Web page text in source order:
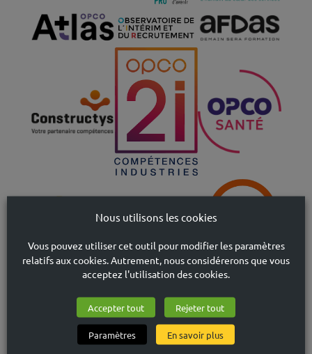
Nous utilisons les cookies
Vous pouvez utiliser cet outil pour modifier les paramètres
relatifs aux cookies. Autrement, nous considérerons que vous
acceptez l'utilisation des cookies.
Accepter tout Rejeter tout
Paramètres En savoir plus